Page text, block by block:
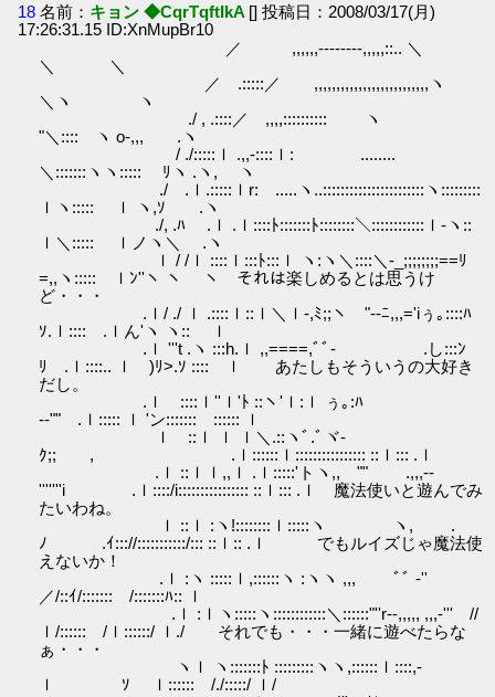
18 名前： キョン ◆CqrTqftIkA [] 投稿日：2008/03/17(月)
17:26:31.15 ID:XnMupBr10
／ ,,,,,,--------,,,,,::.. ＼
＼ ＼
／ .:::::／ ,,,,,,,,,,,,,,,,,,,,,,,,,,ヽ
＼ヽ ヽ
./ , .::::／ ,,,,:::::::::: ヽ
"＼:::: ヽ o-,,, .ヽ
/ ./:::::ｌ .,,-::::ｌ: ........
＼:::::::ヽヽ::::: ﾘヽ .ヽ, ヽ
./ .ｌ.:::::ｌr: .....ヽ..:::::::::::::::::::::::ヽ:::::::::
ｌヽ::::: ｌ ヽ,ｿ .ヽ
./, .ﾊ .ｌ .ｌ::::ﾄ:::::::ﾄ::::::::＼::::::::::::ｌ-ヽ::
ｌ＼::::: ｌノヽ＼ .ヽ
ｌ / /ｌ ::::ｌ:::ﾄ:::ｌ ヽ:ヽ＼::::＼-_;;;;;;;;==ﾘ
=,,ヽ::::: ｌﾝ''ヽ ヽ ヽ それは楽しめるとは思うけ
ど・・・
.ｌ/ ./ ｌ .::::ｌ::ｌ＼ｌ-,ﾐ;;ヽ "--ﾆ,,,='iぅ｡::::ﾊ
ｿ.ｌ:::: .ｌん'ヽ ヽ:: ｌ
.ｌ '''t .ヽ :::h.ｌ ,,====,ﾞﾞ- .し:::ﾝ
ﾘ .ｌ::::.. ｌゝ)ﾘ>.ｿ :::: ｌ あたしもそういうの大好き
だし。
.ｌ ::::ｌ''ｌ'ﾄ ::ヽ'ｌ:ｌ ぅ｡:ﾊ
--"" .ｌ::::: ｌ 'ン::::::: :::::: ｌ
ｌ ::ｌ ｌ ｌ＼.::ヽﾞ.ﾞヾ-
ｸ;; , .ｌ::::::ｌ:::::::::::::::: ::ｌ::: .ｌ
.ｌ ::ｌｌ,,ｌ .ｌ:::::'トヽ,, "" .,,,--
'''''''i .ｌ::::/i:::::::::::::::: ::ｌ::: .ｌ 魔法使いと遊んでみ
たいわね。
ｌ ::ｌ :ヽ!::::::::ｌ:::::ヽ ヽ, .
ﾉ .ｲ::://:::::::::::/::: ::ｌ:: .ｌ でもルイズじゃ魔法使
えないか！
.ｌ :ヽ :::::ｌ,::::::ヽ :ヽヽ ,,, ﾞﾞ -''
／/::ｲ/::::::: /:::::::ﾊ:: ｌ
.ｌ :ｌヽ:::::ヽ::::::::::::＼::::::"''r--,,,,, ,,,-''' //
ｌ/:::::: /ｌ::::::/ ｌ./ それでも・・・一緒に遊べたらな
ぁ・・・
ヽｌ ヽ:::::::ﾄ :::::::::ヽヽ,::::::ｌ::::,-
ｌ ｿ ｌ:::::: /./:::::/ ｌ/